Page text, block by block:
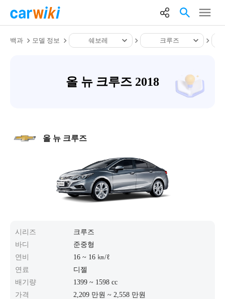
백과 모델 정보 쉐보레 크루즈
올 뉴 크루즈 2018
올 뉴 크루즈
시리즈
크루즈
바디
준중형
연비
16 ~ 16 ㎞/ℓ
연료
디젤
배기량
1399 ~ 1598 cc
가격
2,209 만원 ~ 2,558 만원